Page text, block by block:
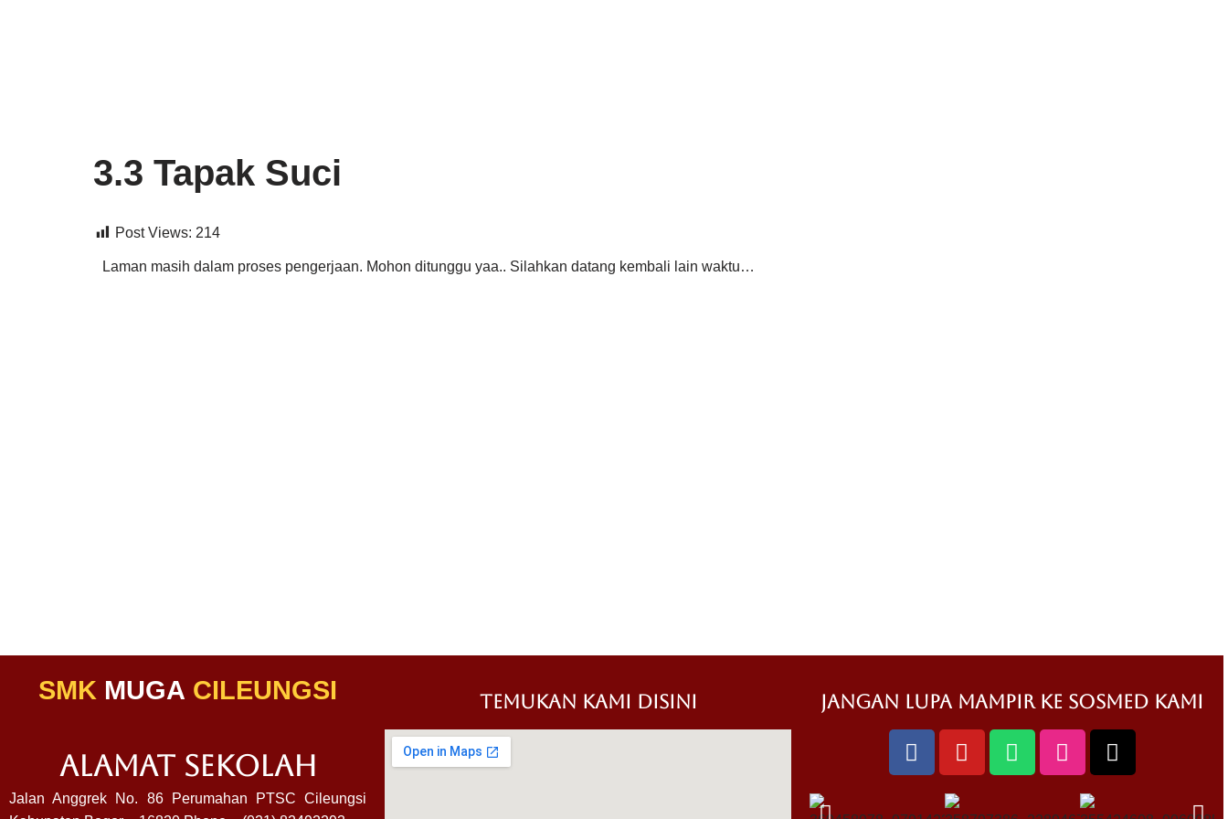
3.3 Tapak Suci
Post Views: 214
Laman masih dalam proses pengerjaan. Mohon ditunggu yaa.. Silahkan datang kembali lain waktu…
SMK MUGA CILEUNGSI
ALAMAT SEKOLAH
Jalan Anggrek No. 86 Perumahan PTSC Cileungsi
TEMUKAN KAMI DISINI jangan lupa mampir ke sosmed kami